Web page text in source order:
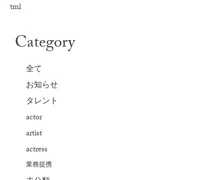
tml
Category
全て
お知らせ
タレント
actor
artist
actress
業務提携